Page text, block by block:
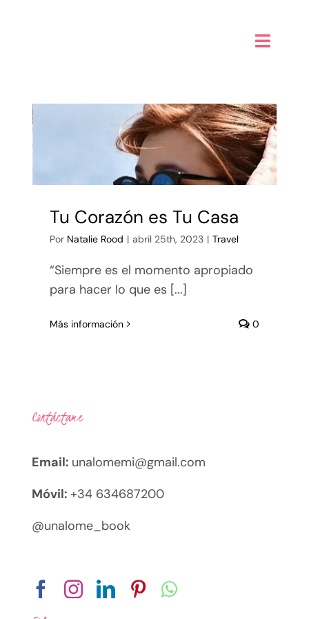
Toggle
Alta sensibilidad PAS
Taller de Creatividad Digital
Tienda
Mi Blog
Contáctame
Tu Corazón es Tu Casa
Por Natalie Rood | abril 25th, 2023 | Travel
“Siempre es el momento apropiado
para hacer lo que es [...]
Más información 0
Contáctame
Email: unalomemi@gmail.com
Móvil: +34 634687200
@unalome_book